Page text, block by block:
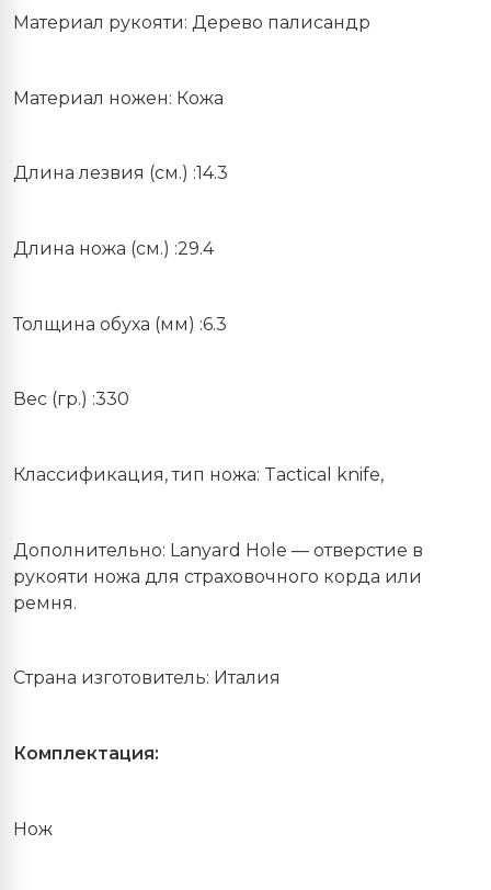
Материал рукояти: Дерево палисандр
Материал ножен: Кожа
Длина лезвия (см.) :14.3
Длина ножа (см.) :29.4
Толщина обуха (мм) :6.3
Вес (гр.) :330
Классификация, тип ножа: Tactical knife,
Дополнительно: Lanyard Hole — отверстие в
рукояти ножа для страховочного корда или
ремня.
Страна изготовитель: Италия
Комплектация:
Нож